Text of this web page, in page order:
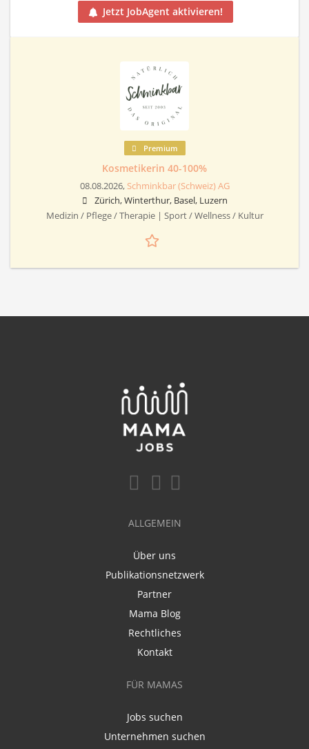
Jetzt JobAgent aktivieren!
Premium
Kosmetikerin 40-100%
08.08.2026, Schminkbar (Schweiz) AG
Zürich, Winterthur, Basel, Luzern
Medizin / Pflege / Therapie | Sport / Wellness / Kultur
ALLGEMEIN
Über uns
Publikationsnetzwerk
Partner
Mama Blog
Rechtliches
Kontakt
FÜR MAMAS
Jobs suchen
Unternehmen suchen